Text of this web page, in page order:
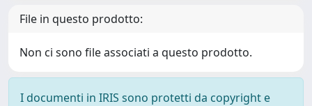
File in questo prodotto:
Non ci sono file associati a questo prodotto.
I documenti in IRIS sono protetti da copyright e